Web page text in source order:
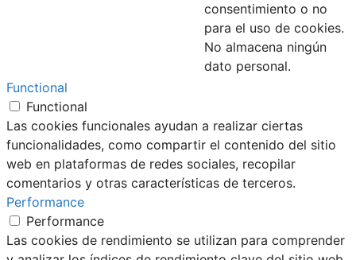
consentimiento o no
para el uso de cookies.
No almacena ningún
dato personal.
Functional
Functional
Las cookies funcionales ayudan a realizar ciertas
funcionalidades, como compartir el contenido del sitio
web en plataformas de redes sociales, recopilar
comentarios y otras características de terceros.
Performance
Performance
Las cookies de rendimiento se utilizan para comprender